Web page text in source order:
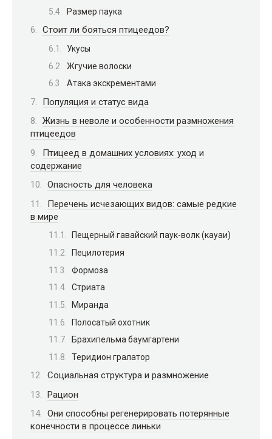
Размер паука
Стоит ли бояться птицеедов?
Укусы
Жгучие волоски
Атака экскрементами
Популяция и статус вида
Жизнь в неволе и особенности размножения
птицеедов
Птицеед в домашних условиях: уход и
содержание
Опасность для человека
Перечень исчезающих видов: самые редкие
в мире
Пещерный гавайский паук-волк (кауаи)
Пецилотерия
Формоза
Стриата
Миранда
Полосатый охотник
Брахипельма баумгартени
Теридион гралатор
Социальная структура и размножение
Рацион
Они способны регенерировать потерянные
конечности в процессе линьки